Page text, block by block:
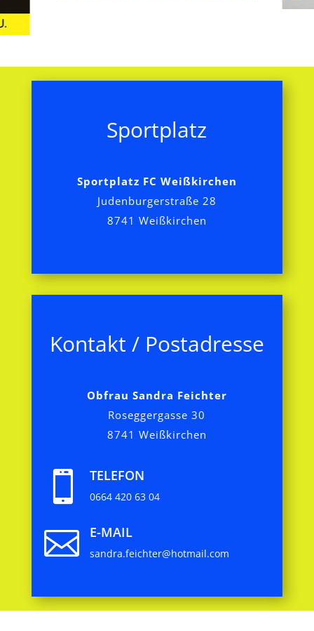
Sportplatz
Sportplatz FC Weißkirchen
Judenburgerstraße 28
8741 Weißkirchen
Kontakt / Postadresse
Obfrau Sandra Feichter
Roseggergasse 30
8741 Weißkirchen
 TELEFON
0664 420 63 04
 E-MAIL
sandra.feichter@hotmail.com